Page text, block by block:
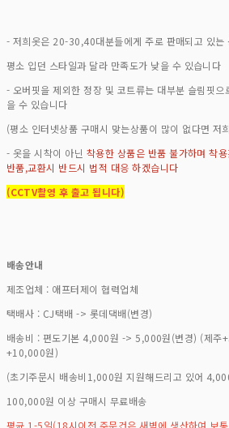
- 저희옷은 20-30,40대분들에게 주로 판매되고 있
평소 입던 스타일과 달라 만족도가 낮을 수 있습니다
- 오버핏을 제외한 정장 및 코트류는 대부분 슬림핏
을 수 있습니다
(평소 인터넷상품 구매시 맞는상품이 많이 없다면 저
- 옷을 시착이 아닌 착용한 상품은 반품 불가하며 착
반품,교환시 반드시 법적 대응 하겠습니다
(CCTV촬영 후 출고 됩니다)
배송안내
제조업체 : 애프터제이 협력업체
택배사 : CJ택배 -> 롯데댁배(변경)
배송비 : 편도기본 4,000원 -> 5,000원(변경) (제주
+10,000원)
(초기주문시 배송비1,000원 지원해드리고 있어
100,000원 이상 구매시 무료배송
평균 1-5일(18시이전 주문건은 새벽에 생산하여 보